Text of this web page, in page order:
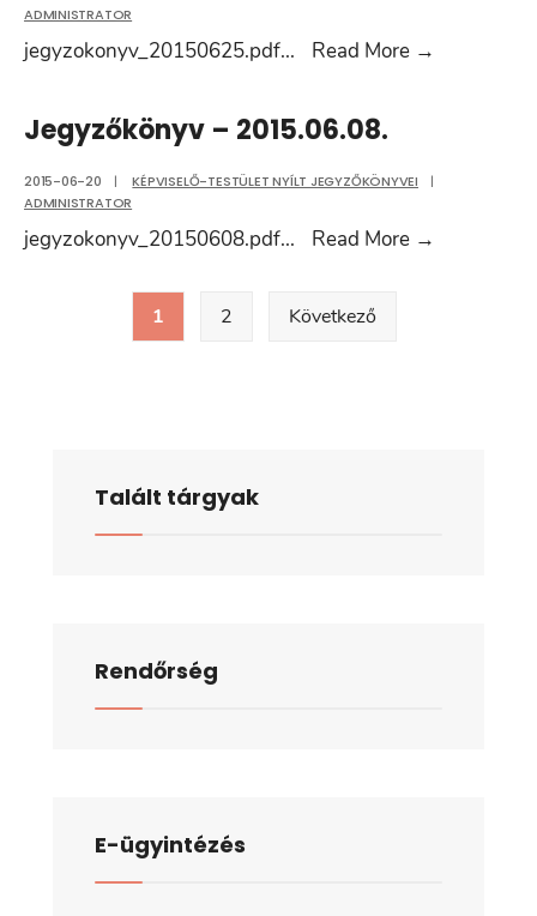
ADMINISTRATOR
jegyzokonyv_20150625.pdf... Read More →
Jegyzőkönyv – 2015.06.08.
2015-06-20 | KÉPVISELŐ-TESTÜLET NYÍLT JEGYZŐKÖNYVEI
|
ADMINISTRATOR
jegyzokonyv_20150608.pdf... Read More →
Bejegyzések
1 2 Következő
Talált tárgyak
Rendőrség
E-ügyintézés